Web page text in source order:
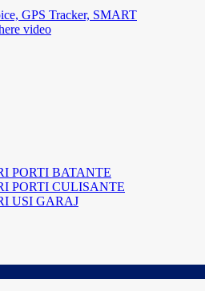
GPS Tracker, SMART
video
PORTI BATANTE
PORTI CULISANTE
USI GARAJ